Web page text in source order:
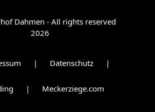
Dahmen - All rights reserved
2026
| Datenschutz |
| Meckerziege.com